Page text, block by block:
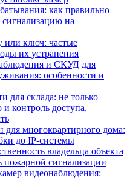
как правильно
на
или ключ: частые
их устранения
и СКУД для
особенности и
для склада: не только
контроль доступа,
многоквартирного дома:
до IP-системы
владельца объекта
пожарной сигнализации
видеонаблюдения: